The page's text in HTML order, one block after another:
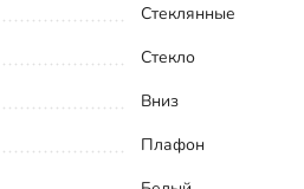
Стеклянные
Стекло
Вниз
Плафон